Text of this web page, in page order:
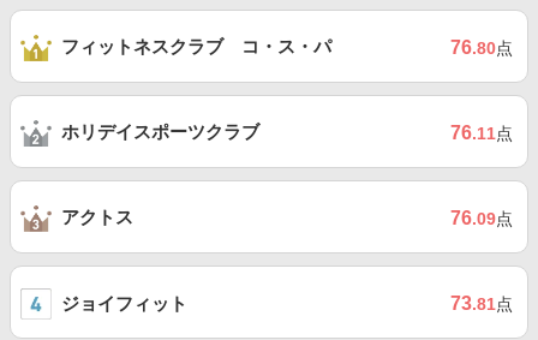
フィットネスクラブ コ・ス・パ 76.80点
ホリデイスポーツクラブ 76.11点
アクトス 76.09点
ジョイフィット 73.81点